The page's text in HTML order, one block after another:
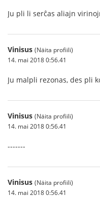
Ju pli li serĉas aliajn
Vinisus (Näita profiili)
14. mai 2018 0:56.41
Ju malpli rezonas, des pli
Vinisus (Näita profiili)
14. mai 2018 0:56.41
-------
Vinisus (Näita profiili)
14. mai 2018 0:56.41